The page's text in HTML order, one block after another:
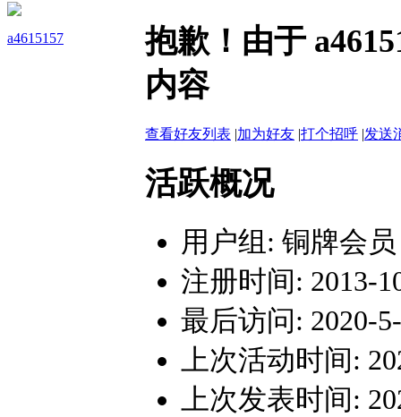
a4615157
抱歉！由于
内容
查看好友列表 |加为好友 |打个招呼 |发送
活跃概况
用户组: 铜牌会员
注册时间: 2013-
最后访问: 2020-
上次活动时间:
上次发表时间: